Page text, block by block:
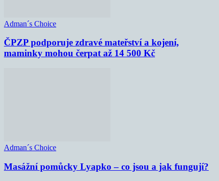
Adman´s Choice
ČPZP podporuje zdravé mateřství a kojení,
maminky mohou čerpat až 14 500 Kč
Adman´s Choice
Masážní pomůcky Lyapko – co jsou a jak fungují?